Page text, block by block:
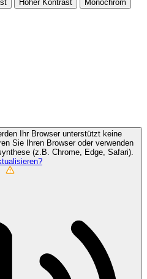
Hoher Kontrast Monochrom
Ihr Browser unterstützt keine
Sie Ihren Browser oder verwenden
(z.B. Chrome, Edge, Safari).